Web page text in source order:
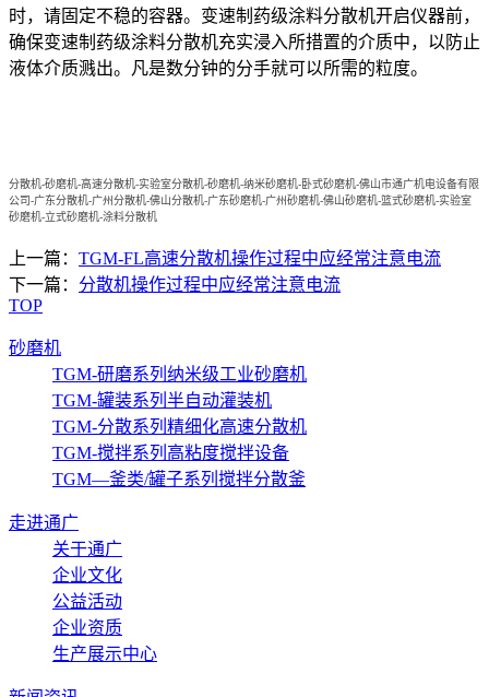
时，请固定不稳的容器。变速制药级涂料分散机开启仪器前，
确保变速制药级涂料分散机充实浸入所措置的介质中，以防止
液体介质溅出。凡是数分钟的分手就可以所需的粒度。
分散机-砂磨机-高速分散机-实验室分散机-砂磨机-纳米砂磨机-卧式砂磨机-佛山市通广机电设备有限
公司-广东分散机-广州分散机-佛山分散机-广东砂磨机-广州砂磨机-佛山砂磨机-篮式砂磨机-实验室
砂磨机-立式砂磨机-涂料分散机
上一篇： TGM-FL高速分散机操作过程中应经常注意电流
下一篇： 分散机操作过程中应经常注意电流
TOP
砂磨机
TGM-研磨系列纳米级工业砂磨机
TGM-罐装系列半自动灌装机
TGM-分散系列精细化高速分散机
TGM-搅拌系列高粘度搅拌设备
TGM—釜类/罐子系列搅拌分散釜
走进通广
关于通广
企业文化
公益活动
企业资质
生产展示中心